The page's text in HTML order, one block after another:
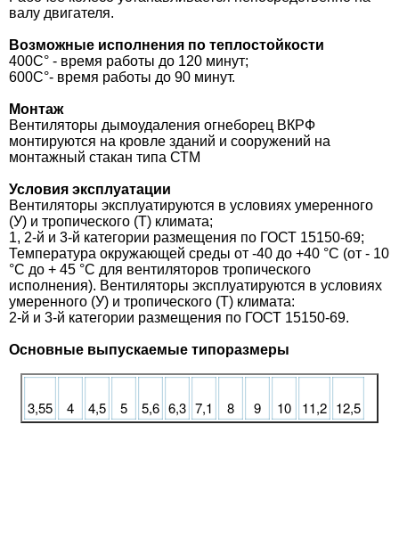
валу двигателя.
Возможные исполнения по теплостойкости
400C° - время работы до 120 минут;
600C°- время работы до 90 минут.
Монтаж
Вентиляторы дымоудаления огнеборец ВКРФ
монтируются на кровле зданий и сооружений на
монтажный стакан типа СТМ
Условия эксплуатации
Вентиляторы эксплуатируются в условиях умеренного
(У) и тропического (Т) климата;
1, 2-й и 3-й категории размещения по ГОСТ 15150-69;
Температура окружающей среды от -40 до +40 °С (от - 10
°С до + 45 °С для вентиляторов тропического
исполнения). Вентиляторы эксплуатируются в условиях
умеренного (У) и тропического (Т) климата:
2-й и 3-й категории размещения по ГОСТ 15150-69.
Основные выпускаемые типоразмеры
3,55 4 4,5 5 5,6 6,3 7,1 8 9 10 11,2 12,5